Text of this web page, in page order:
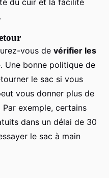
vous de vérifier les
Une bonne politique de
le sac si vous
vous donner plus de
exemple, certains
dans un délai de 30
le sac à main